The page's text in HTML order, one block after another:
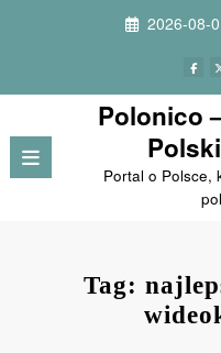
2026-08-
Polonico
Portal o Polsce,
Tag: